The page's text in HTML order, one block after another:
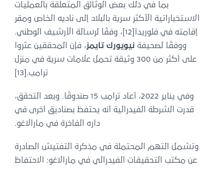
بما في ذلك بعض الوثائق المتعلقة بالعمليات
الاستخباراتية الأكثر سرية بالبلاد إلى ناديه الخاص ومقر
إقامته في فلوريدا[12]، وفقًا لرسالة الأرشيف الوطني.
ووفقًا لصحيفة نيويورك تايمز، فإن المحققين عثروا
على أكثر من 300 وثيقة تحمل علامات سرية في منزل
ترامب.[13]
وفي يناير 2022، أعاد ترامب 15 صندوقًا. وبعد التحقق،
قدرت الشرطة الفيدرالية أنه يحتفظ بصناديق أخرى في
داره الفاخرة في مارالاغو.
وتشمل التهم المحتملة في مذكرة التفتيش الصادرة
عن مكتب التحقيقات الفيدرالي في مارالاغو: الاحتفاظ